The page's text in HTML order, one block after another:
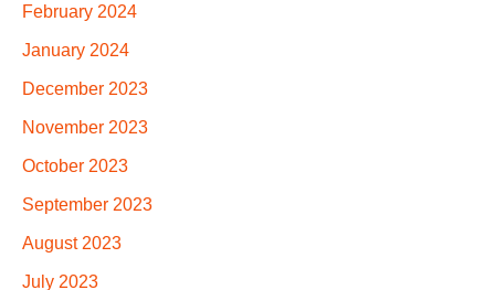
February 2024
January 2024
December 2023
November 2023
October 2023
September 2023
August 2023
July 2023